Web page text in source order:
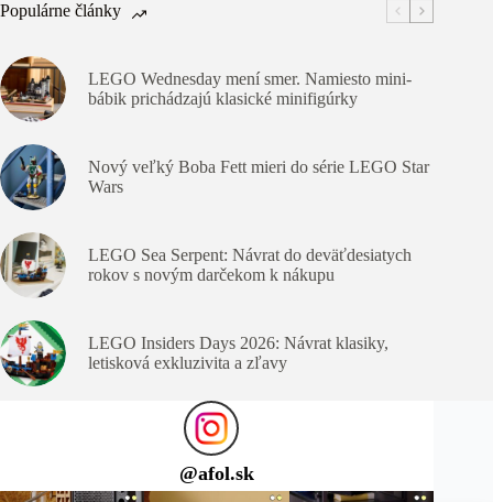
Populárne články
LEGO Wednesday mení smer. Namiesto mini-
bábik prichádzajú klasické minifigúrky
Nový veľký Boba Fett mieri do série LEGO Star
Wars
LEGO Sea Serpent: Návrat do deväťdesiatych
rokov s novým darčekom k nákupu
LEGO Insiders Days 2026: Návrat klasiky,
letisková exkluzivita a zľavy
@afol.sk